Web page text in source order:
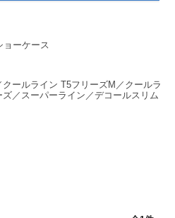
ョーケース
ールライン T5フリーズM／クールラ
／スーパーライン／デコールスリム